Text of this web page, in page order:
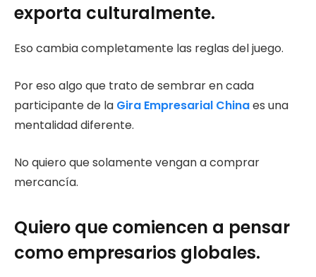
exporta culturalmente.
Eso cambia completamente las reglas del juego.
Por eso algo que trato de sembrar en cada
participante de la Gira Empresarial Chinaes una
mentalidad diferente.
No quiero que solamente vengan a comprar
mercancía.
Quiero que comiencen a pensar
como empresarios globales.